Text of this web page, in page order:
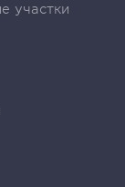
участки